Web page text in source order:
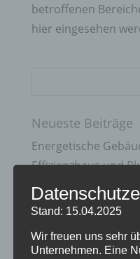
betroffenen
hier eingesehen
Neueste Beiträge
Energetische
Effizienzhaus und
Zukunftsorientierte
erneuerbare Energien
20 Jahre Erzgruben
Jubiläumssommer
Stand: 15.04.2025
Wir freuen uns sehr
Unternehmen. Eine